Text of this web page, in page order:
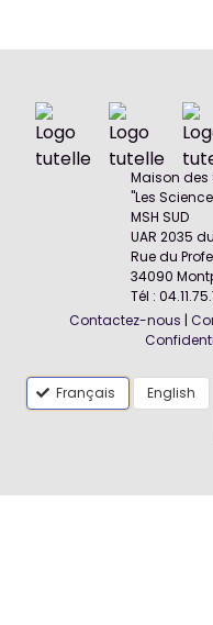
Maison des
"Les
MSH SUD
UAR 2035
Rue du
34090
Tél :
Contactez-nous |
Français English